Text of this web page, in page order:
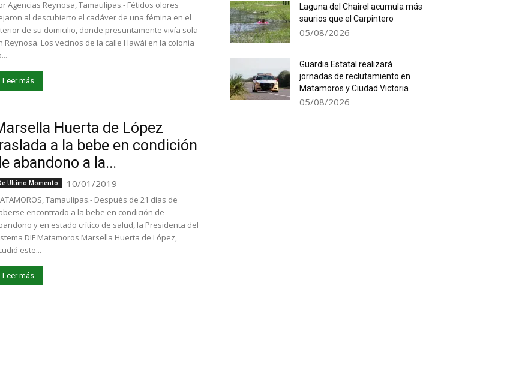
Agencias Reynosa, Tamaulipas.- Fétidos olores
al descubierto el cadáver de una fémina en el
de su domicilio, donde presuntamente vivía sola
Reynosa. Los vecinos de la calle Hawái en la colonia
Leer más
Huerta de López
a la bebe en condición
abandono a la...
Ultimo Momento 10/01/2019
Tamaulipas.- Después de 21 días de
encontrado a la bebe en condición de
y en estado crítico de salud, la Presidenta del
DIF Matamoros Marsella Huerta de López,
este...
Leer más
Laguna del Chairel acumula más
saurios que el Carpintero
05/08/2026
Guardia Estatal realizará
jornadas de reclutamiento en
Matamoros y Ciudad Victoria
05/08/2026